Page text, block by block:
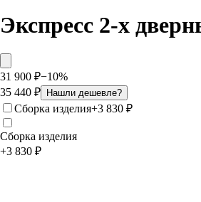
Экспресс 2-х
31 900 ₽−10%
35 440 ₽ Нашли дешевле?
Сборка изделия+3 830 ₽
Сборка изделия
+3 830 ₽